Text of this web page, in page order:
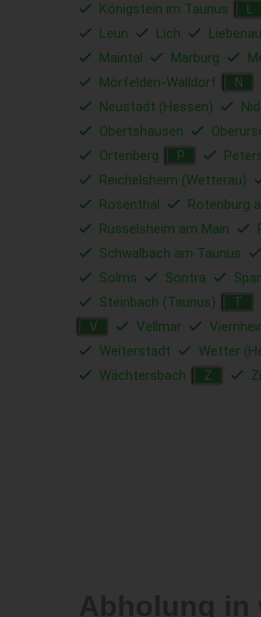
Königstein im Taunus
Leun
Lich Liebenau
Maintal Marburg
Mörfelden-Walldorf
N
Neustadt (Hessen)
Obertshausen
Ortenberg
P
Reichelsheim (Wetterau)
Rosenthal
Rotenburg
Rüsselsheim am Main
Schwalbach am Taunus
Solms
Sontra
Steinbach (Taunus)
T
V Vellmar
Weiterstadt
Wetter
Wächtersbach
Z